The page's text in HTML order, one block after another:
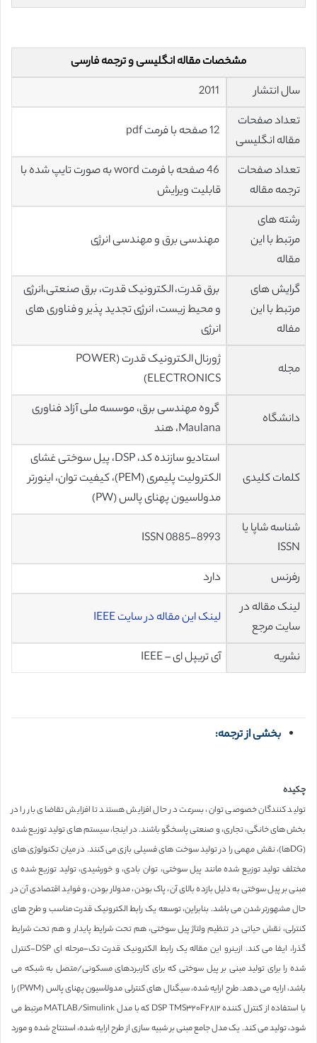
مشخصات مقاله انگلیسی و ترجمه فارسی
سال انتشار
تعداد صفحات
مقاله انگلیسی
تعداد صفحات
ترجمه مقاله
46 صفحه با فرمت word به صورت تایپ شده با
قابلیت ویرایش
رشته های
مرتبط با این
مقاله
مهندسی برق و مهندسی انرژی
گرایش های
مرتبط با این
مفاله
برق قدرت، الکترونیک قدرت، برق صنعتی،انرژی
و محيط زيست، انرژی تجدید پذیر و فناوری های
انرژی
مجله
ژورنال الکترونیک قدرت (POWER
ELECTRONICS)
دانشگاه
گروه مهندسی برق، موسسه ملی آزاد فناوری
Maulana، هند
کلمات کلیدی
استادیو سازنده کد، DSP، پیل سوختی غشای
الکترولیت پلیمری (PEM)، کیفیت توان، اینورتر
مدولاسیون پهنای پالس (PW)
شناسه شاپا یا
ISSN
ISSN 0885-8993
رفرنس
دارد
لینک مقاله در
سایت مرجع
لینک این مقاله در سایت IEEE
نشریه آی تریپل ای – IEEE
بخشی از ترجمه:
چکیده
تولید کنندگان خصوصی توان، بسرعت در حال افزایش هستند تا افزایش تقاضای بار را در
بخش های خانگی، تجاری، و صنعتی پاسخگو باشند. در اینجا، سیستم های تولید توزیع شده
(DGها)، نقش مهمی را در تولید سوخت های فسیلی بازی می کنند. در میان تکنولوژی های
مختلف تولید توزیع شده مانند پیل سوختی، توان بادی، و خورشیدی، تولید توزیع شده ی
مبنی بر پیل سوختی به دلیل بازده بالای آن، پاک بودن، مدولار بودن، و فواید اقتصادی آن در
حال مشهورتر شدن می باشد. بنابراین، توسعه یک رابط الکترونیک قدرت مناسب و طرح های
کنترلی، نقش حیاتی در تنظیم ولتاژ پیل سوختی، هم تحت شرایط پایدار و هم تحت شرایط
گذرا، ایفا می کند. ازینرو این مقاله یک رابط الکترونیک قدرت تک-مرحله ای DSP-کنترل
شده را برای تولید مبنی بر پیل سوختی که برای کاربردهای مسکونی/متصل به شبکه می
باشد، ارایه می دهد. طرح ارایه شده، سیگنال های کنترلی مدولاسیون پهنای پالس (PWM) را
با استفاده از کنترل کننده TMS٣٢٠F٢٨١٢ DSP که با مدل MATLAB/Simulink مرتبط می
شود، تولید می کند. یک مدل جامع مبنی بر شبیه سازی از طرح ارایه شده، استنتاج شده و مورد